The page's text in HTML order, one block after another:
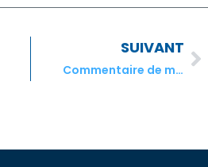
SUIVANT
Commentaire de mars du gestionnaire de portefeuille pour les rèsultats de fèvrier